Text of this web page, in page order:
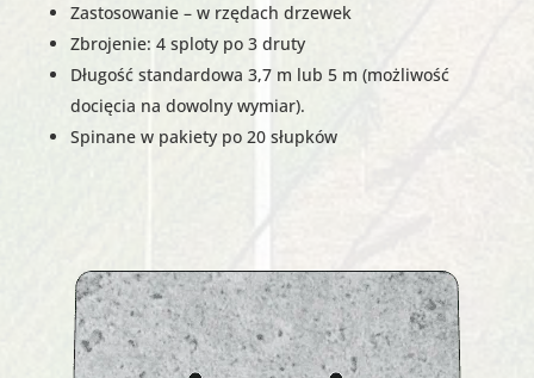
Zastosowanie – w rzędach drzewek
Zbrojenie: 4 sploty po 3 druty
Długość standardowa 3,7 m lub 5 m (możliwość
docięcia na dowolny wymiar).
Spinane w pakiety po 20 słupków